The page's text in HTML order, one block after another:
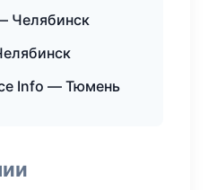
Челябинск
Info — Тюмень